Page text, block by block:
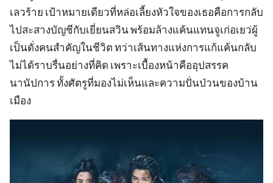
เลวร้าย เป้าหมายเดียวที่หล่อเลี้ยงหัวใจของเธอคือการกลับ
ไปสะสางบัญชีกับเยี่ยนสวิน พร้อมล้างแค้นแทนจูเก่อเยว่ผู้
เป็นดั่งคนสำคัญในชีวิต ทว่าเส้นทางแห่งการแก้แค้นกลับ
ไม่ได้ราบรื่นอย่างที่คิด เพราะเบื้องหน้าคืออุปสรรค
นานัปการ ทั้งศัตรูที่มองไม่เห็นและความปั่นป่วนของบ้าน
เมือง